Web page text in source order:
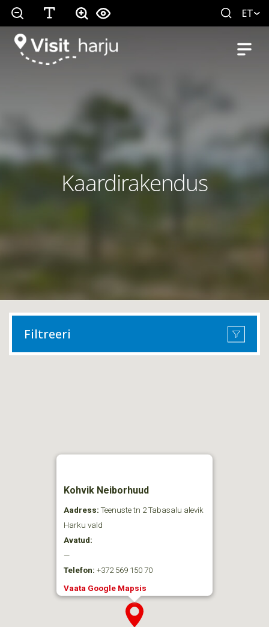
ET
Kaardirakendus
Filtreeri
Kohvik Neiborhuud
Aadress: Teenuste tn 2 Tabasalu alevik
Harku vald
Avatud:
—
Telefon: +372 569 150 70
Vaata Google Mapsis